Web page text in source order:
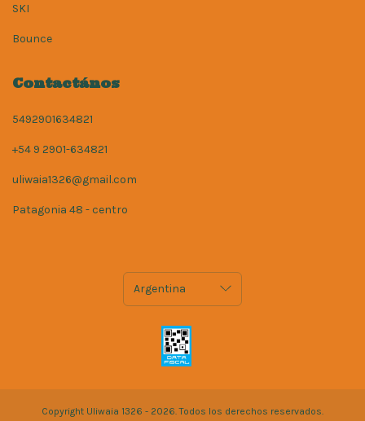
SKI
Bounce
Contactános
5492901634821
+54 9 2901-634821
uliwaia1326@gmail.com
Patagonia 48 - centro
Copyright Uliwaia 1326 - 2026. Todos los derechos reservados.